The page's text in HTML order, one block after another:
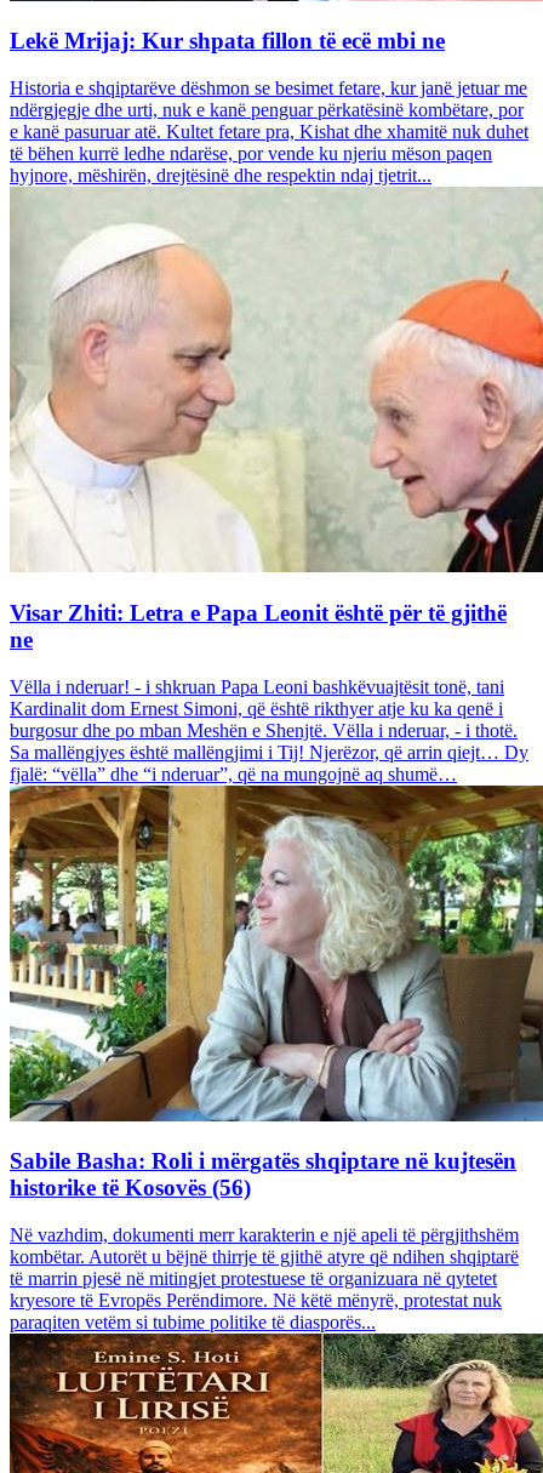
Lekë Mrijaj: Kur shpata fillon të ecë mbi ne
Historia e shqiptarëve dëshmon se besimet fetare, kur janë jetuar me
ndërgjegje dhe urti, nuk e kanë penguar përkatësinë kombëtare, por
e kanë pasuruar atë. Kultet fetare pra, Kishat dhe xhamitë nuk duhet
të bëhen kurrë ledhe ndarëse, por vende ku njeriu mëson paqen
hyjnore, mëshirën, drejtësinë dhe respektin ndaj tjetrit...
Visar Zhiti: Letra e Papa Leonit është për të gjithë
ne
Vëlla i nderuar! - i shkruan Papa Leoni bashkëvuajtësit tonë, tani
Kardinalit dom Ernest Simoni, që është rikthyer atje ku ka qenë i
burgosur dhe po mban Meshën e Shenjtë. Vëlla i nderuar, - i thotë.
Sa mallëngjyes është mallëngjimi i Tij! Njerëzor, që arrin qiejt… Dy
fjalë: “vëlla” dhe “i nderuar”, që na mungojnë aq shumë…
Sabile Basha: Roli i mërgatës shqiptare në kujtesën
historike të Kosovës (56)
Në vazhdim, dokumenti merr karakterin e një apeli të përgjithshëm
kombëtar. Autorët u bëjnë thirrje të gjithë atyre që ndihen shqiptarë
të marrin pjesë në mitingjet protestuese të organizuara në qytetet
kryesore të Evropës Perëndimore. Në këtë mënyrë, protestat nuk
paraqiten vetëm si tubime politike të diasporës...